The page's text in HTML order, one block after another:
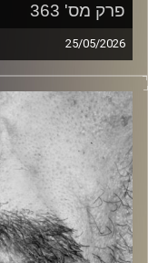
פרק מס' 363
25/05/2026
זיפים, מוזיקה
כל מה שחי, אמיתי
עם שמוליק רגב.
קרדיט תמונות: